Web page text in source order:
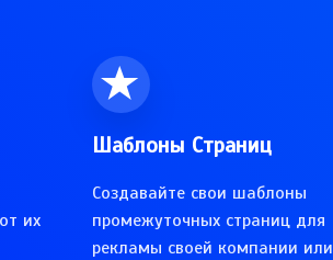
их
Шаблоны Страниц
Создавайте свои шаблоны
промежуточных страниц для
рекламы своей компании или